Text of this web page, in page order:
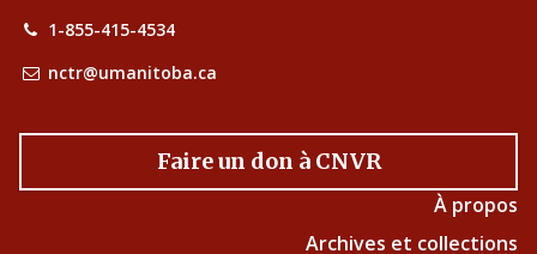
1-855-415-4534
nctr@umanitoba.ca
Faire un don à CNVR
À propos
Archives et collections